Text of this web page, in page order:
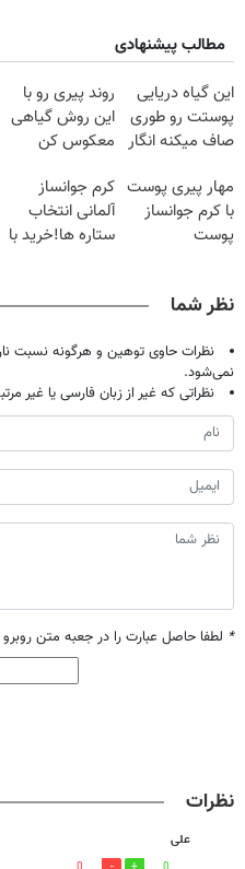
مطالب پیشنهادی
این گیاه دریایی
پوستت رو طوری
صاف میکنه انگار
شدی🔥
روند پیری رو با
این روش گیاهی
معکوس کن
مهار پیری پوست
با کرم جوانساز
پوست
کرم جوانساز
آلمانی انتخاب
ستاره ها!خرید با
نظر شما
نظرات حاوی توهین و هرگونه نسبت
نمی‌شود.
نظراتی که غیر از زبان فارسی یا غیر
* لطفا حاصل عبارت را در جعبه متن روبرو
نظرات
علی